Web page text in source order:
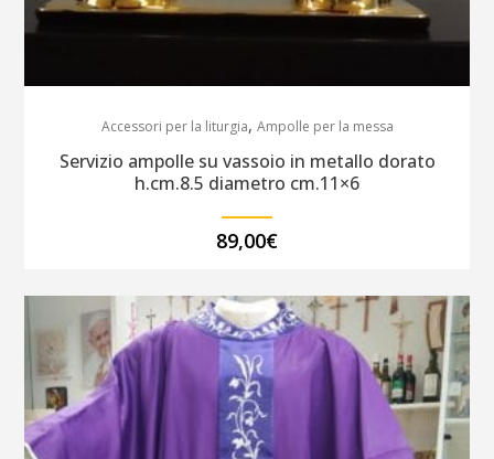
Accessori per la liturgia, Ampolle per la messa
Servizio ampolle su vassoio in metallo dorato
h.cm.8.5 diametro cm.11×6
89,00€